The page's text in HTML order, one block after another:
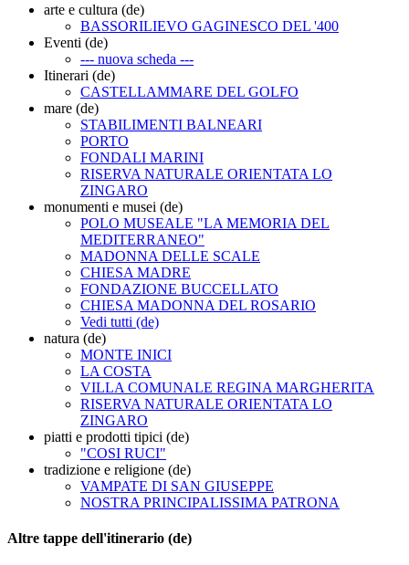
arte e cultura (de)
BASSORILIEVO GAGINESCO DEL '400
Eventi (de)
--- nuova scheda ---
Itinerari (de)
CASTELLAMMARE DEL GOLFO
mare (de)
STABILIMENTI BALNEARI
PORTO
FONDALI MARINI
RISERVA NATURALE ORIENTATA LO
ZINGARO
monumenti e musei (de)
POLO MUSEALE "LA MEMORIA DEL
MEDITERRANEO"
MADONNA DELLE SCALE
CHIESA MADRE
FONDAZIONE BUCCELLATO
CHIESA MADONNA DEL ROSARIO
Vedi tutti (de)
natura (de)
MONTE INICI
LA COSTA
VILLA COMUNALE REGINA MARGHERITA
RISERVA NATURALE ORIENTATA LO
ZINGARO
piatti e prodotti tipici (de)
"COSI RUCI"
tradizione e religione (de)
VAMPATE DI SAN GIUSEPPE
NOSTRA PRINCIPALISSIMA PATRONA
Altre tappe dell'itinerario (de)